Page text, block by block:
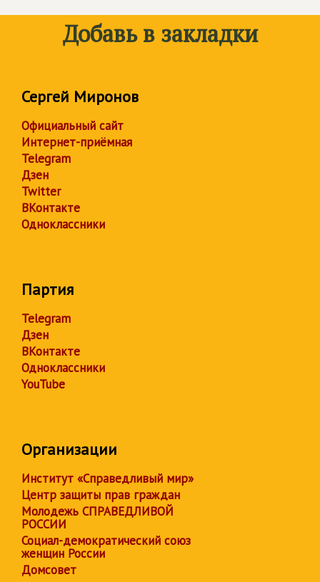
Добавь в закладки
Сергей Миронов
Официальный сайт
Интернет-приёмная
Telegram
Дзен
Twitter
ВКонтакте
Одноклассники
Партия
Telegram
Дзен
ВКонтакте
Одноклассники
YouTube
Организации
Институт «Справедливый мир»
Центр защиты прав граждан
Молодежь СПРАВЕДЛИВОЙ
РОССИИ
Социал-демократический союз
женщин России
Домсовет